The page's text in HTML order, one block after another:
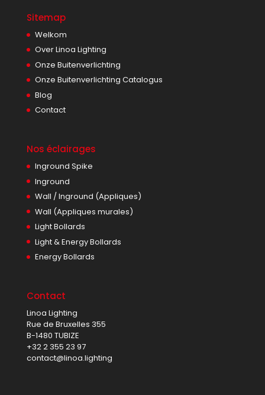
Sitemap
Welkom
Over Linoa Lighting
Onze Buitenverlichting
Onze Buitenverlichting Catalogus
Blog
Contact
Nos éclairages
Inground Spike
Inground
Wall / Inground (Appliques)
Wall (Appliques murales)
Light Bollards
Light & Energy Bollards
Energy Bollards
Contact
Linoa Lighting
Rue de Bruxelles 355
B-1480 TUBIZE
+32 2 355 23 97
contact@linoa.lighting